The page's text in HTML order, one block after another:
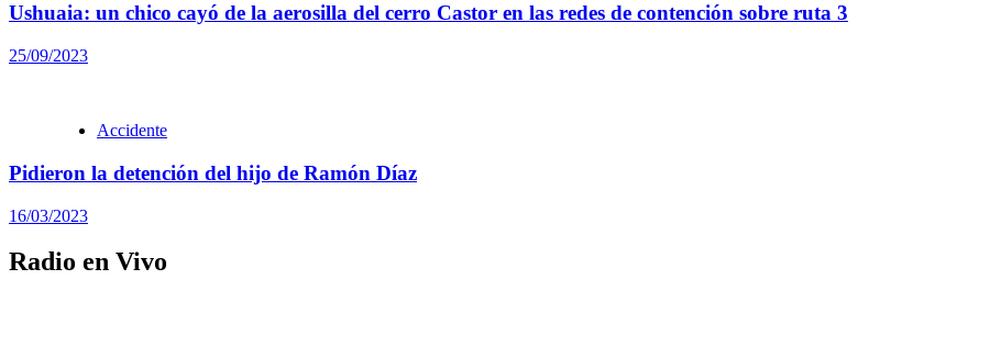
Ushuaia: un chico cayó de la aerosilla del cerro Castor en las redes de contención sobre ruta 3
25/09/2023
Accidente
Pidieron la detención del hijo de Ramón Díaz
16/03/2023
Radio en Vivo